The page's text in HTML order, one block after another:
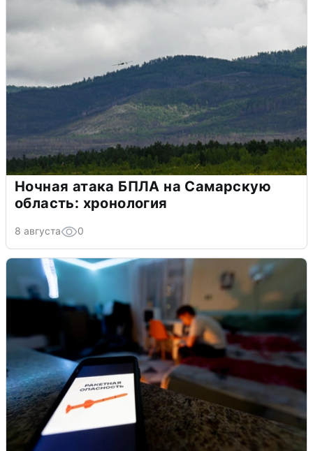
Ночная атака БПЛА на Самарскую
область: хронология
8 августа 0